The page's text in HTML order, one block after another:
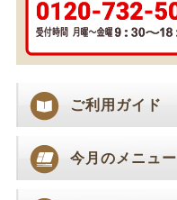
ご利用ガイド
今月のメニュー